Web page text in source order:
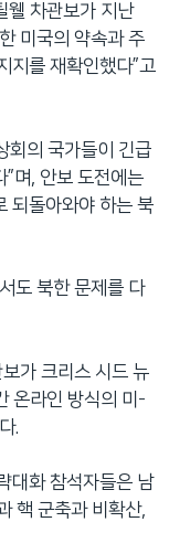
웰 차관보가 지난
미국의 약속과 주
지를 재확인했다”고
회의 국가들이 긴급
며, 안보 도전에는
되돌아와야 하는 북
도 북한 문제를 다
가 크리스 시드 뉴
온라인 방식의 미-
.
대화 참석자들은 남
핵 군축과 비확산,